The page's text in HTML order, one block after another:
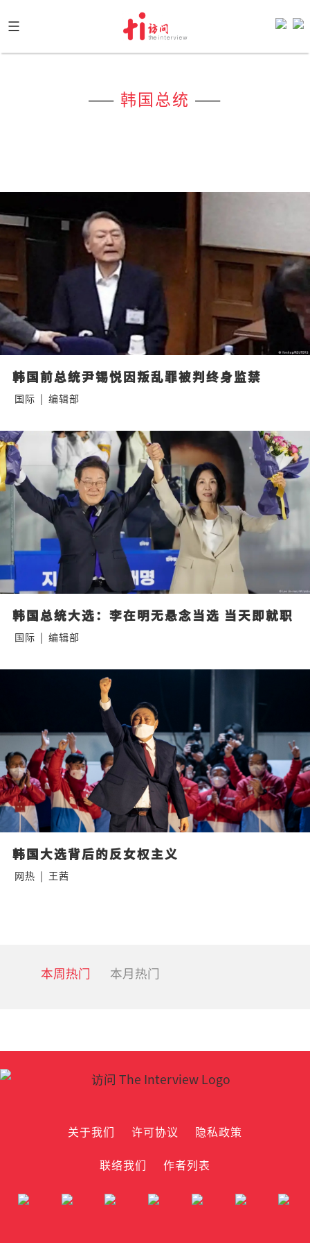
to
content
—— 韩国总统 ——
韩国前总统尹锡悦因叛乱罪被判终身监禁
国际 | 编辑部
韩国总统大选：李在明无悬念当选 当天即就职
国际 | 编辑部
韩国大选背后的反女权主义
网热 | 王茜
本周热门 本月热门
关于我们 许可协议
隐私政策
联络我们
作者列表